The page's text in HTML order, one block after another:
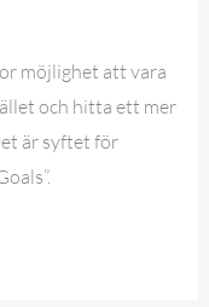
möjlighet att vara
och hitta ett mer
är syftet för